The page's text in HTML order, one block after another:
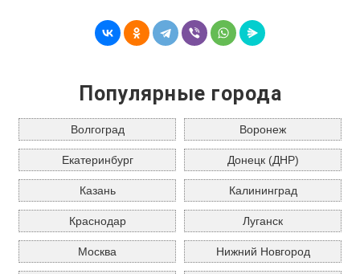
Популярные города
Волгоград Воронеж
Екатеринбург Донецк (ДНР)
Казань Калининград
Краснодар Луганск
Москва Нижний Новгород